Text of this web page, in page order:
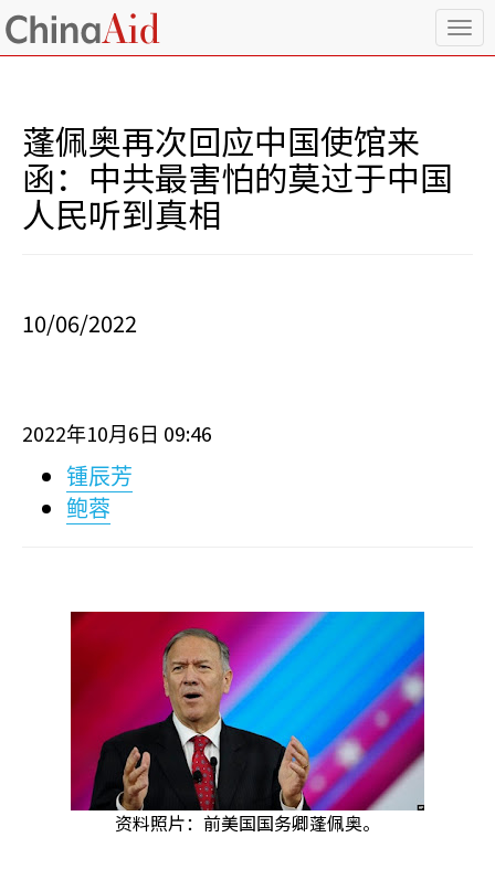
T
o
蓬佩奥再次回应中国使馆来
函：中共最害怕的莫过于中国
人民听到真相
10/06/2022
2022年10月 6 日 09:46
锺辰芳
鲍蓉
资料照片：前美国国务卿蓬佩奥。